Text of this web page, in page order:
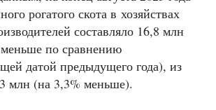
рогатого скота в хозяйствах
составляло 16,8 млн
по сравнению
датой предыдущего года), из
млн (на 3,3% меньше).